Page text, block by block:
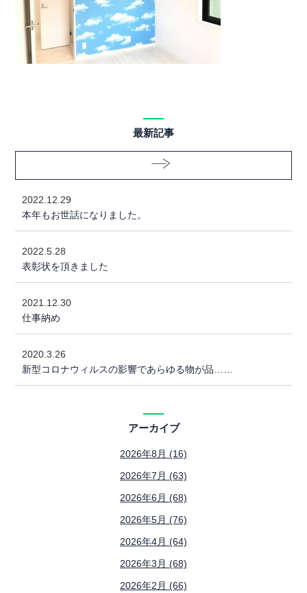
最新記事
2022.12.29
本年もお世話になりました。
2022.5.28
表彰状を頂きました
2021.12.30
仕事納め
2020.3.26
新型コロナウィルスの影響であらゆる物が品……
アーカイブ
2026年8月 (16)
2026年7月 (63)
2026年6月 (68)
2026年5月 (76)
2026年4月 (64)
2026年3月 (68)
2026年2月 (66)